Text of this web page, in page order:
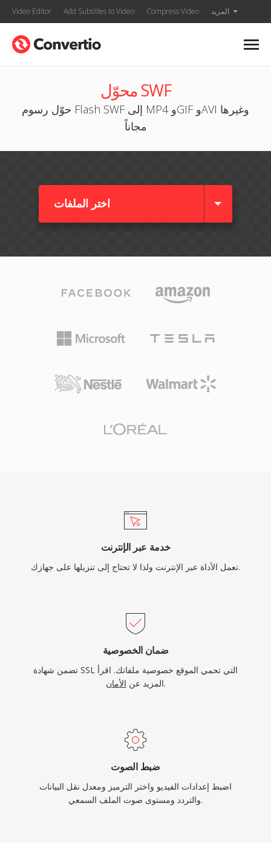
Video Editor Add Subtitles to Video Compress Video المزيد
محوّل SWF
حوّل رسوم Flash SWF إلى MP4 وGIF وAVI وغيرها
مجاناً
اختر الملفات
خدمة عبر الإنترنت
تعمل الأداة عبر الإنترنت ولذا لا تحتاج إلى تنزيلها على جهازك.
ضمان الخصوصية
تضمن شهادة SSL التي تحمي الموقع خصوصية ملفاتك. اقرأ
المزيد عن الأمان .
ضبط الصوت
اضبط إعدادات الفيديو واختر الترميز ومعدل نقل البيانات
والتردد ومستوى صوت الملف السمعي.